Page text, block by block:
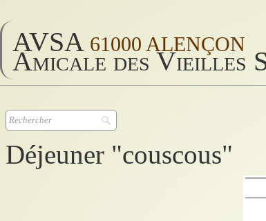
AVSA 61000 ALENÇON
Amicale des Vieilles
Déjeuner "couscous"